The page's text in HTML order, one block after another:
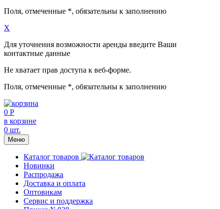
Поля, отмеченные *, обязательны к заполнению
X
Для уточнения возможности аренды введите Ваши
контактные данные
Не хватает прав доступа к веб-форме.
Поля, отмеченные *, обязательны к заполнению
0 Р
в корзине
0 шт.
Меню
Каталог товаров
Новинки
Распродажа
Доставка и оплата
Оптовикам
Сервис и поддержка